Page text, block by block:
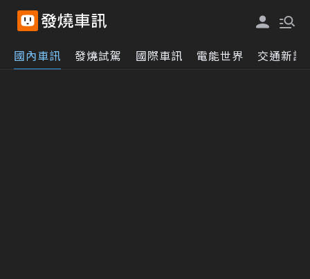
國內車訊 發燒試駕 國際車訊 電能世界 交通新訊